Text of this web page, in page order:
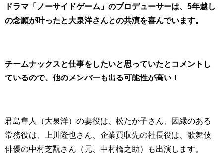
ドラマ「ノーサイドゲーム」のプロデューサーは、5年越し
の念願が叶ったと大泉洋さんとの共演を喜んでいます。
チームナックスと仕事をしたいと思っていたとコメントし
ているので、他のメンバーも出る可能性が高い！
君島隼人（大泉洋）の妻役は、松たか子さん、因縁のある
常務役は、上川隆也さん、企業買収先の社長役は、歌舞伎
俳優の中村芝翫さん（元、中村橋之助）も出演します。